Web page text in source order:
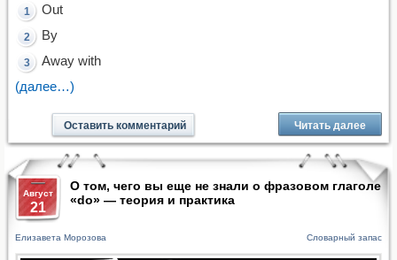
Out
By
Away with
(далее…)
Оставить комментарий Читать далее
Август
21
О том, чего вы еще не знали о фразовом глаголе
«do» — теория и практика
Елизавета Морозова Словарный запас